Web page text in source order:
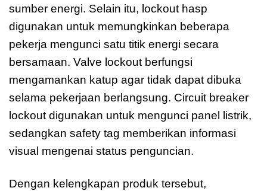
sumber energi. Selain itu, lockout hasp
digunakan untuk memungkinkan beberapa
pekerja mengunci satu titik energi secara
bersamaan. Valve lockout berfungsi
mengamankan katup agar tidak dapat dibuka
selama pekerjaan berlangsung. Circuit breaker
lockout digunakan untuk mengunci panel listrik,
sedangkan safety tag memberikan informasi
visual mengenai status penguncian.
Dengan kelengkapan produk tersebut,